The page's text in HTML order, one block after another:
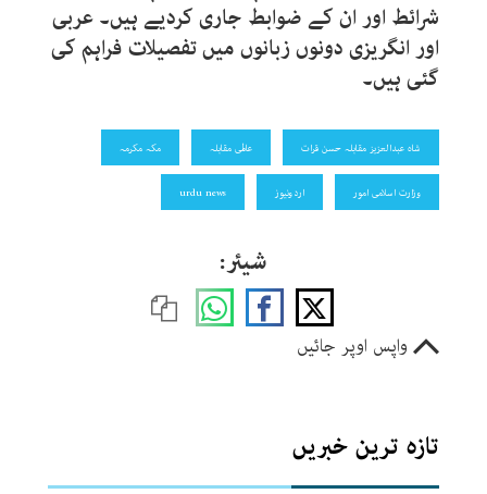
شرائط اور ان کے ضوابط جاری کردیے ہیں۔ عربی
اور انگریزی دونوں زبانوں میں تفصیلات فراہم کی
گئی ہیں۔
شاہ عبدالعزیز مقابلہ حسن قرات عالمی مقابلہ مکہ مکرمہ
وزارت اسلامی امور اردونیوز urdu news
شیئر:
واپس اوپر جائیں
تازہ ترین خبریں